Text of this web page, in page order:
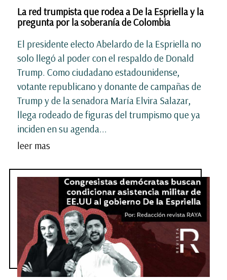
La red trumpista que rodea a De la Espriella y la
pregunta por la soberanía de Colombia
El presidente electo Abelardo de la Espriella no
solo llegó al poder con el respaldo de Donald
Trump. Como ciudadano estadounidense,
votante republicano y donante de campañas de
Trump y de la senadora María Elvira Salazar,
llega rodeado de figuras del trumpismo que ya
inciden en su agenda...
leer mas